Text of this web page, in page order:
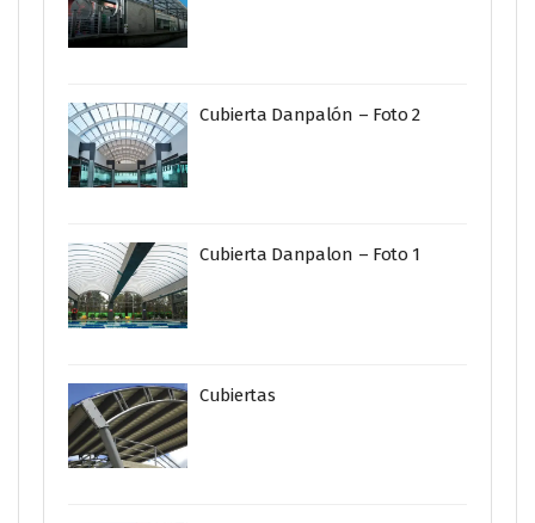
Cubierta Danpalón – Foto 2
Cubierta Danpalon – Foto 1
Cubiertas